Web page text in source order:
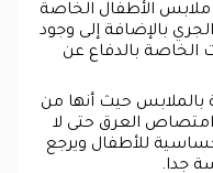
الأطفال الخاصة
بالإضافة إلى وجود
بالدفاع عن
بالملابس حيث أنها من
العرق حتى لا
للأطفال ويرجع
جدا.